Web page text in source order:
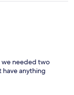
we needed two
have anything